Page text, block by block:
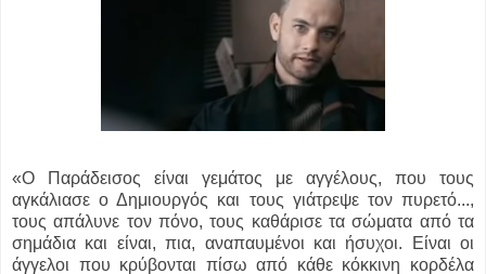
«O Παράδεισος είναι γεμάτος με αγγέλους, που τους
αγκάλιασε ο Δημιουργός και τους γιάτρεψε τον πυρετό...,
τους απάλυνε τον πόνο, τους καθάρισε τα σώματα από τα
σημάδια και είναι, πια, αναπαυμένοι και ήσυχοι. Είναι οι
άγγελοι που κρύβονται πίσω από κάθε κόκκινη κορδέλα